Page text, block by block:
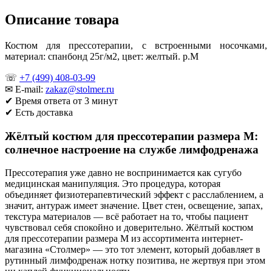
Описание товара
Костюм для прессотерапии, с встроенными носочками,
материал: спанбонд 25г/м2, цвет: желтый. р.М
☏ +7 (499) 408-03-99
✉ E-mail: zakaz@stolmer.ru
✔ Время ответа от 3 минут
✔ Есть доставка
Жёлтый костюм для прессотерапии размера M:
солнечное настроение на службе лимфодренажа
Прессотерапия уже давно не воспринимается как сугубо
медицинская манипуляция. Это процедура, которая
объединяет физиотерапевтический эффект с расслаблением, а
значит, антураж имеет значение. Цвет стен, освещение, запах,
текстура материалов — всё работает на то, чтобы пациент
чувствовал себя спокойно и доверительно. Жёлтый костюм
для прессотерапии размера M из ассортимента интернет-
магазина «Столмер» — это тот элемент, который добавляет в
рутинный лимфодренаж нотку позитива, не жертвуя при этом